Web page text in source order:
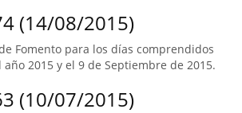
(14/08/2015)
Fomento para los días comprendidos
2015 y el 9 de Septiembre de 2015.
(10/07/2015)